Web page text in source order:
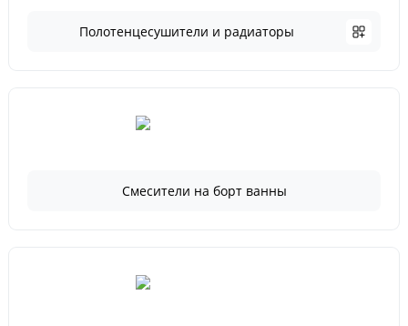
Полотенцесушители и радиаторы
Смесители на борт ванны